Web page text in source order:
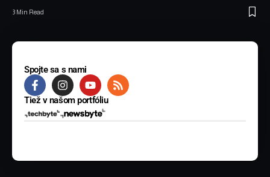
3 Min Read
Spojte sa s nami
Tiež v našom portfóliu